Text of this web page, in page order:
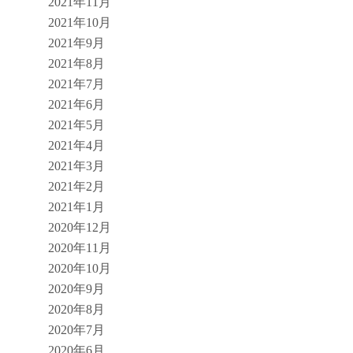
2021年10月
2021年9月
2021年8月
2021年7月
2021年6月
2021年5月
2021年4月
2021年3月
2021年2月
2021年1月
2020年12月
2020年11月
2020年10月
2020年9月
2020年8月
2020年7月
2020年6月